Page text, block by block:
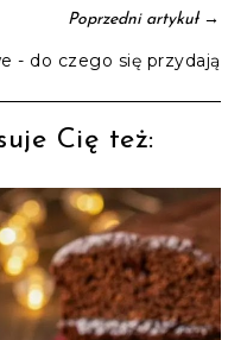
Poprzedni artykuł→
- do czego się przydają
Cię też: